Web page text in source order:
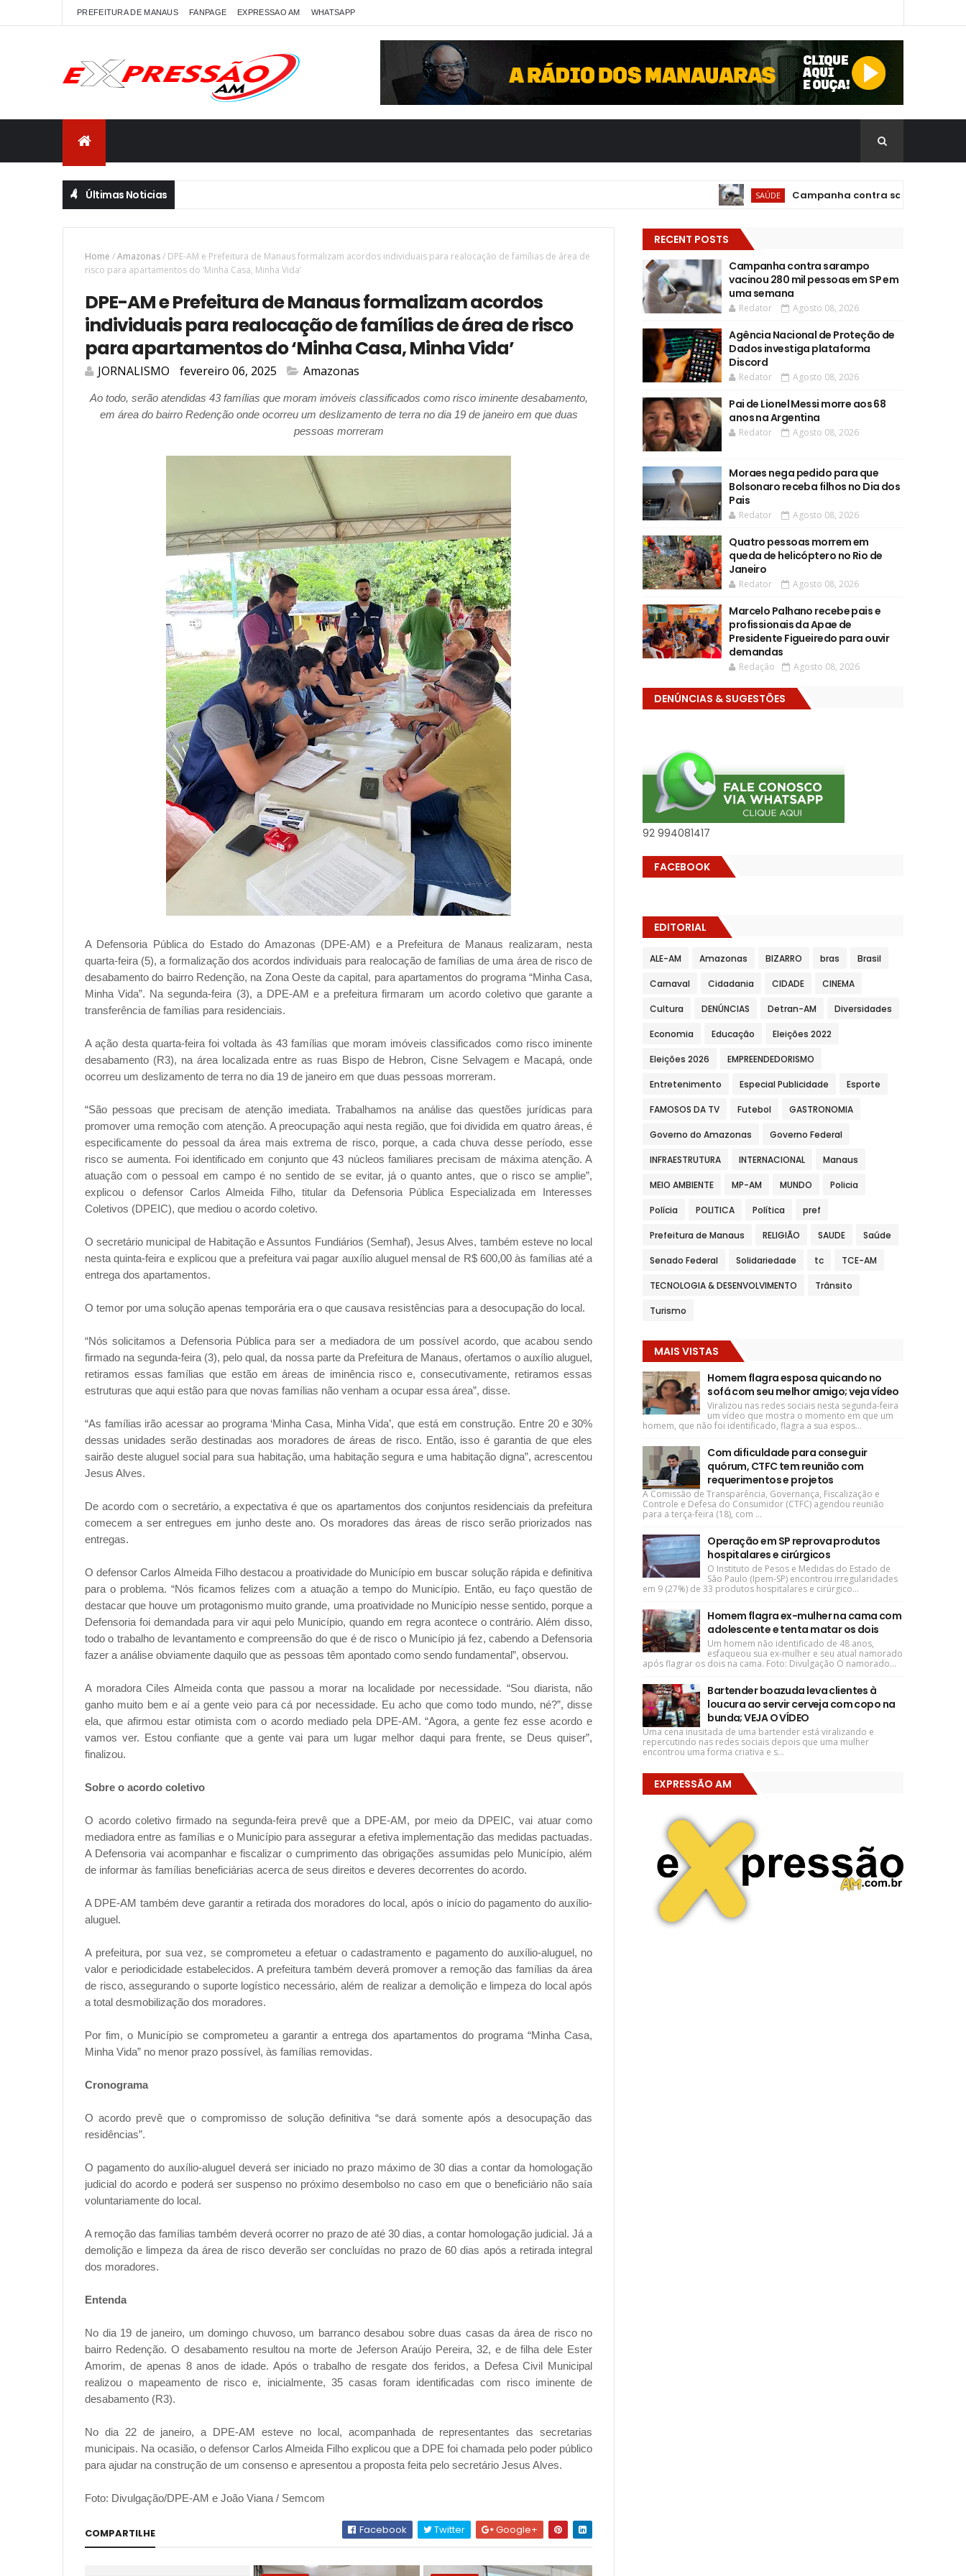
PREFEITURA DE MANAUS FANPAGE EXPRESSAO AM WHATSAPP
Últimas Noticias SAÚDE Campanha contra sarampo vacinou 280
Home /Amazonas/ DPE-AM e Prefeitura de Manaus formalizam acordos individuais para realocação de famílias de área de
risco para apartamentos do ‘Minha Casa, Minha Vida’
DPE-AM e Prefeitura de Manaus formalizam acordos
individuais para realocação de famílias de área de risco
para apartamentos do ‘Minha Casa, Minha Vida’
JORNALISMO fevereiro 06, 2025 Amazonas
Ao todo, serão atendidas 43 famílias que moram imóveis classificados como risco iminente desabamento,
em área do bairro Redenção onde ocorreu um deslizamento de terra no dia 19 de janeiro em que duas
pessoas morreram
A Defensoria Pública do Estado do Amazonas (DPE-AM) e a Prefeitura de Manaus realizaram, nesta
quarta-feira (5), a formalização dos acordos individuais para realocação de famílias de uma área de risco de
desabamento do bairro Redenção, na Zona Oeste da capital, para apartamentos do programa “Minha Casa,
Minha Vida”. Na segunda-feira (3), a DPE-AM e a prefeitura firmaram um acordo coletivo que garante a
transferência de famílias para residenciais.
A ação desta quarta-feira foi voltada às 43 famílias que moram imóveis classificados como risco iminente
desabamento (R3), na área localizada entre as ruas Bispo de Hebron, Cisne Selvagem e Macapá, onde
ocorreu um deslizamento de terra no dia 19 de janeiro em que duas pessoas morreram.
“São pessoas que precisam de atenção imediata. Trabalhamos na análise das questões jurídicas para
promover uma remoção com atenção. A preocupação aqui nesta região, que foi dividida em quatro áreas, é
especificamente do pessoal da área mais extrema de risco, porque, a cada chuva desse período, esse
risco se aumenta. Foi identificado em conjunto que 43 núcleos familiares precisam de máxima atenção. A
atuação com o pessoal em campo é no sentido de se evitar, já o quanto antes, que o risco se amplie”,
explicou o defensor Carlos Almeida Filho, titular da Defensoria Pública Especializada em Interesses
Coletivos (DPEIC), que mediou o acordo coletivo.
O secretário municipal de Habitação e Assuntos Fundiários (Semhaf), Jesus Alves, também esteve no local
nesta quinta-feira e explicou que a prefeitura vai pagar auxílio aluguel mensal de R$ 600,00 às famílias até a
entrega dos apartamentos.
O temor por uma solução apenas temporária era o que causava resistências para a desocupação do local.
“Nós solicitamos a Defensoria Pública para ser a mediadora de um possível acordo, que acabou sendo
firmado na segunda-feira (3), pelo qual, da nossa parte da Prefeitura de Manaus, ofertamos o auxílio aluguel,
retiramos essas famílias que estão em áreas de iminência risco e, consecutivamente, retiramos essas
estruturas que aqui estão para que novas famílias não venham a ocupar essa área”, disse.
“As famílias irão acessar ao programa ‘Minha Casa, Minha Vida’, que está em construção. Entre 20 e 30%
dessas unidades serão destinadas aos moradores de áreas de risco. Então, isso é garantia de que eles
sairão deste aluguel social para sua habitação, uma habitação segura e uma habitação digna”, acrescentou
Jesus Alves.
De acordo com o secretário, a expectativa é que os apartamentos dos conjuntos residenciais da prefeitura
comecem a ser entregues em junho deste ano. Os moradores das áreas de risco serão priorizados nas
entregas.
O defensor Carlos Almeida Filho destacou a proatividade do Município em buscar solução rápida e definitiva
para o problema. “Nós ficamos felizes com a atuação a tempo do Município. Então, eu faço questão de
destacar que houve um protagonismo muito grande, uma proatividade no Município nesse sentido, porque a
Defensoria foi demandada para vir aqui pelo Município, quando em regra acontece o contrário. Além disso,
todo o trabalho de levantamento e compreensão do que é de risco o Município já fez, cabendo a Defensoria
fazer a análise obviamente daquilo que as pessoas têm apontado como sendo fundamental”, observou.
A moradora Ciles Almeida conta que passou a morar na localidade por necessidade. “Sou diarista, não
ganho muito bem e aí a gente veio para cá por necessidade. Eu acho que como todo mundo, né?”, disse
ela, que afirmou estar otimista com o acordo mediado pela DPE-AM. “Agora, a gente fez esse acordo e
vamos ver. Estou confiante que a gente vai para um lugar melhor daqui para frente, se Deus quiser”,
finalizou.
Sobre o acordo coletivo
O acordo coletivo firmado na segunda-feira prevê que a DPE-AM, por meio da DPEIC, vai atuar como
mediadora entre as famílias e o Município para assegurar a efetiva implementação das medidas pactuadas.
A Defensoria vai acompanhar e fiscalizar o cumprimento das obrigações assumidas pelo Município, além
de informar às famílias beneficiárias acerca de seus direitos e deveres decorrentes do acordo.
A DPE-AM também deve garantir a retirada dos moradores do local, após o início do pagamento do auxílio-
aluguel.
A prefeitura, por sua vez, se comprometeu a efetuar o cadastramento e pagamento do auxílio-aluguel, no
valor e periodicidade estabelecidos. A prefeitura também deverá promover a remoção das famílias da área
de risco, assegurando o suporte logístico necessário, além de realizar a demolição e limpeza do local após
a total desmobilização dos moradores.
Por fim, o Município se comprometeu a garantir a entrega dos apartamentos do programa “Minha Casa,
Minha Vida” no menor prazo possível, às famílias removidas.
Cronograma
O acordo prevê que o compromisso de solução definitiva “se dará somente após a desocupação das
residências”.
O pagamento do auxílio-aluguel deverá ser iniciado no prazo máximo de 30 dias a contar da homologação
judicial do acordo e poderá ser suspenso no próximo desembolso no caso em que o beneficiário não saía
voluntariamente do local.
A remoção das famílias também deverá ocorrer no prazo de até 30 dias, a contar homologação judicial. Já a
demolição e limpeza da área de risco deverão ser concluídas no prazo de 60 dias após a retirada integral
dos moradores.
Entenda
No dia 19 de janeiro, um domingo chuvoso, um barranco desabou sobre duas casas da área de risco no
bairro Redenção. O desabamento resultou na morte de Jeferson Araújo Pereira, 32, e de filha dele Ester
Amorim, de apenas 8 anos de idade. Após o trabalho de resgate dos feridos, a Defesa Civil Municipal
realizou o mapeamento de risco e, inicialmente, 35 casas foram identificadas com risco iminente de
desabamento (R3).
No dia 22 de janeiro, a DPE-AM esteve no local, acompanhada de representantes das secretarias
municipais. Na ocasião, o defensor Carlos Almeida Filho explicou que a DPE foi chamada pelo poder público
para ajudar na construção de um consenso e apresentou a proposta feita pelo secretário Jesus Alves.
Foto: Divulgação/DPE-AM e João Viana / Semcom
COMPARTILHE Facebook Twitter Google+
RECENT POSTS
Campanha contra sarampo
vacinou 280 mil pessoas em SP em
uma semana
Redator Agosto 08, 2026
Agência Nacional de Proteção de
Dados investiga plataforma
Discord
Redator Agosto 08, 2026
Pai de Lionel Messi morre aos 68
anos na Argentina
Redator Agosto 08, 2026
Moraes nega pedido para que
Bolsonaro receba filhos no Dia dos
Pais
Redator Agosto 08, 2026
Quatro pessoas morrem em
queda de helicóptero no Rio de
Janeiro
Redator Agosto 08, 2026
Marcelo Palhano recebe pais e
profissionais da Apae de
Presidente Figueiredo para ouvir
demandas
Redação Agosto 08, 2026
DENÚNCIAS & SUGESTÕES
92 994081417
FACEBOOK
EDITORIAL
ALE-AM Amazonas BIZARRO bras Brasil
Carnaval Cidadania CIDADE CINEMA
Cultura DENÚNCIAS Detran-AM Diversidades
Economia Educação Eleições 2022
Eleições 2026 EMPREENDEDORISMO
Entretenimento Especial Publicidade Esporte
FAMOSOS DA TV Futebol GASTRONOMIA
Governo do Amazonas Governo Federal
INFRAESTRUTURA INTERNACIONAL Manaus
MEIO AMBIENTE MP-AM MUNDO Policia
Polícia POLITICA Política pref
Prefeitura de Manaus RELIGIÃO SAUDE Saúde
Senado Federal Solidariedade tc TCE-AM
TECNOLOGIA & DESENVOLVIMENTO Trânsito
Turismo
MAIS VISTAS
Homem flagra esposa quicando no
sofá com seu melhor amigo; veja vídeo
Viralizou nas redes sociais nesta segunda-feira
um vídeo que mostra o momento em que um
homem, que não foi identificado, flagra a sua espos...
Com dificuldade para conseguir
quórum, CTFC tem reunião com
requerimentos e projetos
A Comissão de Transparência, Governança, Fiscalização e
Controle e Defesa do Consumidor (CTFC) agendou reunião
para a terça-feira (18), com ...
Operação em SP reprova produtos
hospitalares e cirúrgicos
O Instituto de Pesos e Medidas do Estado de
São Paulo (Ipem-SP) encontrou irregularidades
em 9 (27%) de 33 produtos hospitalares e cirúrgico...
Homem flagra ex-mulher na cama com
adolescente e tenta matar os dois
Um homem não identificado de 48 anos,
esfaqueou sua ex-mulher e seu atual namorado
após flagrar os dois na cama. Foto: Divulgação O namorado...
Bartender boazuda leva clientes à
loucura ao servir cerveja com copo na
bunda; VEJA O VÍDEO
Uma cena inusitada de uma bartender está viralizando e
repercutindo nas redes sociais depois que uma mulher
encontrou uma forma criativa e s...
EXPRESSÃO AM